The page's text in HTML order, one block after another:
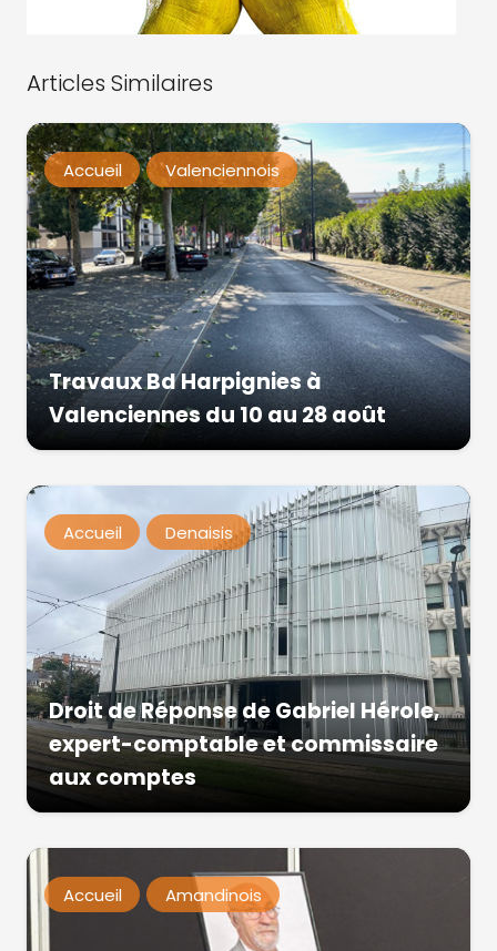
Articles Similaires
Accueil Valenciennois
Travaux Bd Harpignies à
Valenciennes du 10 au 28 août
Accueil Denaisis
Droit de Réponse de Gabriel Hérole,
expert-comptable et commissaire
aux comptes
Accueil Amandinois